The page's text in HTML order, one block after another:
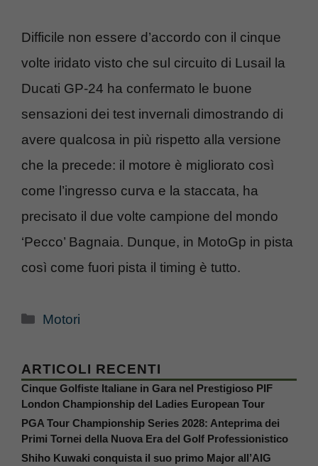
Difficile non essere d’accordo con il cinque
volte iridato visto che sul circuito di Lusail la
Ducati GP-24 ha confermato le buone
sensazioni dei test invernali dimostrando di
avere qualcosa in più rispetto alla versione
che la precede: il motore è migliorato così
come l’ingresso curva e la staccata, ha
precisato il due volte campione del mondo
‘Pecco’ Bagnaia. Dunque, in MotoGp in pista
così come fuori pista il timing è tutto.
Categorie
Motori
ARTICOLI RECENTI
Cinque Golfiste Italiane in Gara nel Prestigioso PIF
London Championship del Ladies European Tour
PGA Tour Championship Series 2028: Anteprima dei
Primi Tornei della Nuova Era del Golf Professionistico
Shiho Kuwaki conquista il suo primo Major all’AIG